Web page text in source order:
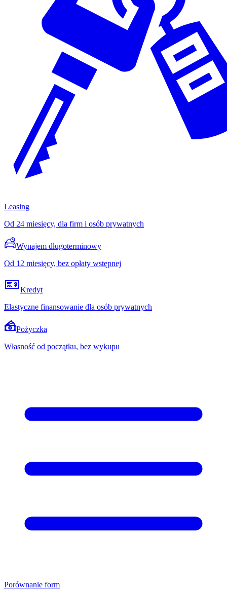
Leasing
Od 24 miesięcy, dla firm i osób prywatnych
Wynajem długoterminowy
Od 12 miesięcy, bez opłaty wstępnej
Kredyt
Elastyczne finansowanie dla osób prywatnych
Pożyczka
Własność od początku, bez wykupu
Porównanie form